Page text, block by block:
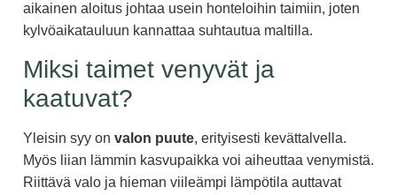
aikainen aloitus johtaa usein honteloihin taimiin, joten
kylvöaikatauluun kannattaa suhtautua maltilla.
Miksi taimet venyvät ja
kaatuvat?
Yleisin syy on valon puute, erityisesti kevättalvella.
Myös liian lämmin kasvupaikka voi aiheuttaa venymistä.
Riittävä valo ja hieman viileämpi lämpötila auttavat